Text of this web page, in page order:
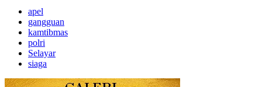
apel
gangguan
kamtibmas
polri
Selayar
siaga